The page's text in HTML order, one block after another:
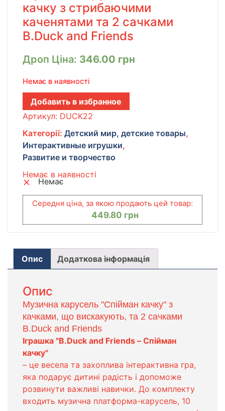
качку з стрибаючими
каченятами та 2 сачками
B.Duck and Friends
Дроп Ціна: 346.00 грн
Немає в наявності
Добавить в избранное
Артикул: DUCK22
Категорії: Детский мир, детские товары,
Интерактивные игрушки,
Развитие и творчество
Немає в наявності
Немає
Середня ціна, за якою продають цей товар:
449.80 грн
Опис Додаткова інформація
Опис
Музична карусель "Спійман качку" з
качками, що вискакують, та 2 сачками
B.Duck and Friends
Іграшка "B.Duck and Friends – Спійман
качку"
– це весела та захоплива інтерактивна гра,
яка подарує дитині радість і допоможе
розвинути важливі навички. До комплекту
входить музична платформа-карусель, 10